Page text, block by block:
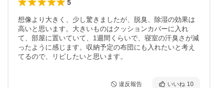
5
想像より大きく、少し驚きましたが、脱臭、除湿の効果は
高いと思います。大きいものはクッションカバーに入れ
て、部屋に置いていて、1週間くらいで、寝室の汗臭さが減
ったように感じます。収納予定の布団にも入れたいと考え
てるので、リピしたいと思います。
違反報告 いいね 10